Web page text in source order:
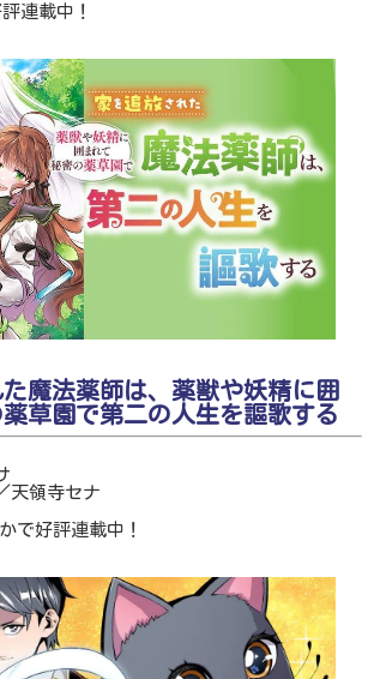
連載中！
魔法薬師は、薬獣や妖精に囲
草園で第二の人生を謳歌する
天領寺セナ
で好評連載中！